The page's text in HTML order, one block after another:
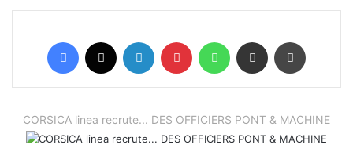
Facebook Linkedin Pinterest WhatsAppPartager par email
CORSICA linea recrute... DES OFFICIERS PONT & MACHINE